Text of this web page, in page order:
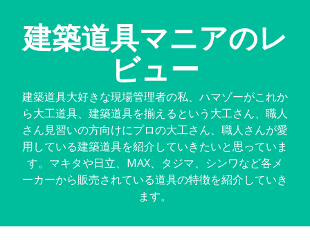
建築道具マニアのレ
ビュー
建築道具大好きな現場管理者の私、ハマゾーがこれか
ら大工道具、建築道具を揃えるという大工さん、職人
さん見習いの方向けにプロの大工さん、職人さんが愛
用している建築道具を紹介していきたいと思っていま
す。マキタや日立、MAX、タジマ、シンワなど各メ
ーカーから販売されている道具の特徴を紹介していき
ます。